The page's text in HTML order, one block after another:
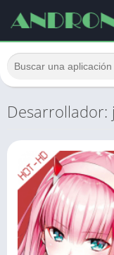
Desarrollador: